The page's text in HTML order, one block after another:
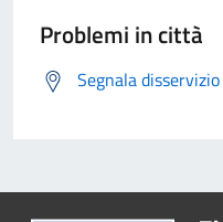
Problemi in città
Segnala disservizio